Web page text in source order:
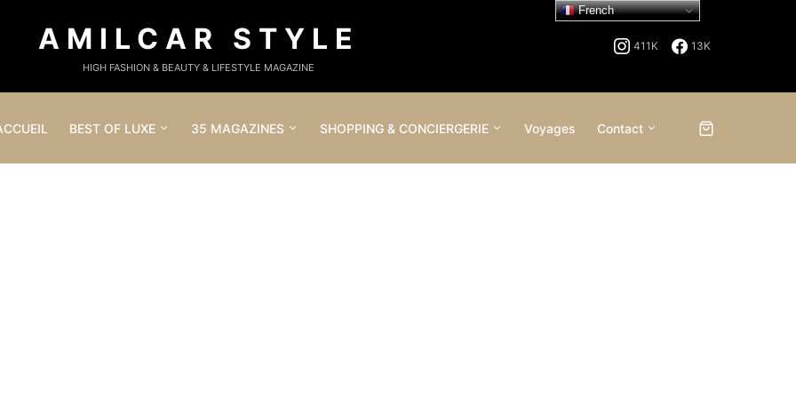
AMILCAR STYLE
HIGH FASHION & BEAUTY & LIFESTYLE MAGAZINE
411K 13K
BEST OF LUXE 35 MAGAZINES SHOPPING & CONCIERGERIE Voyages Contact
French